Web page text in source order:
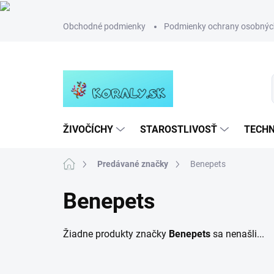
Obchodné podmienky Podmienky ochrany
ŽIVOČÍCHY STAROSTLIVOSŤ
DomovPredávané značky Benepets
Benepets
Žiadne produkty značky Benepets sa nenašli...